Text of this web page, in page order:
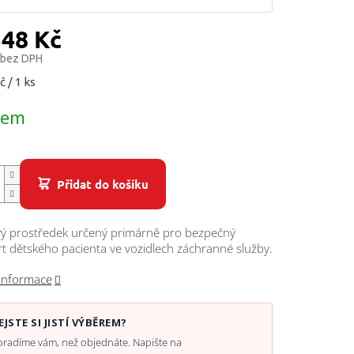
Kč
DPH
/ 1 ks
Přidat do košíku
prostředek určený primárně pro bezpečný
dětského pacienta ve vozidlech záchranné služby.
SI JISTÍ VÝBĚREM?
vám, než objednáte. Napište na